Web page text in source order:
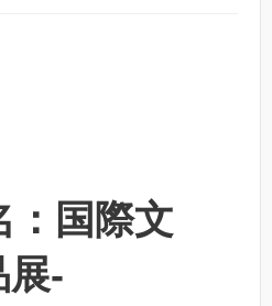
：国際文
展-